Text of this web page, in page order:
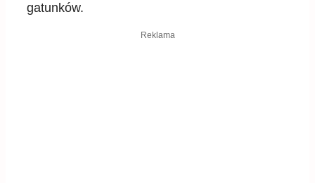
gatunków.
Reklama